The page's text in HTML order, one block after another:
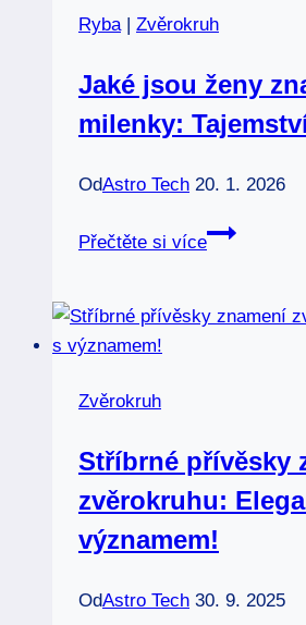
Ryba | Zvěrokruh
Jaké jsou ženy
milenky:
OdAstro Tech 20. 1. 2026
Přečtěte si více
Jaké
znamení
Zvěrokruh
Stříbrné přívěsky
zvěrokruhu:
významem!
OdAstro Tech 30. 9. 2025